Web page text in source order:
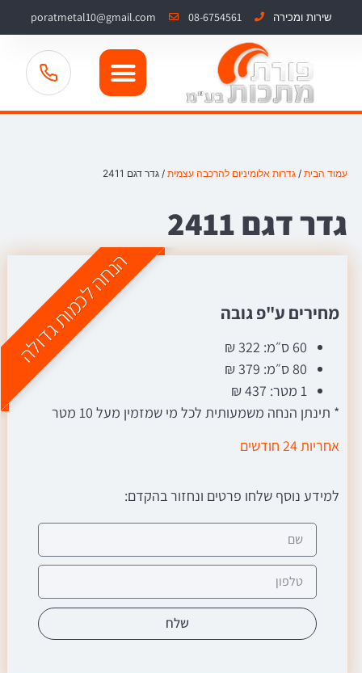
שירות ומכירה 08-6754561
poratmetal10@gmail.com
עמוד הבית/ גדרות אלומיניום להרכבה עצמית/ גדר דגם 2411
גדר דגם 2411
הנחה לכמות גדולה מחירים ע"פ גובה
60 ס״מ: 322 ₪
80 ס״מ: 379 ₪
1 מטר: 437 ₪
* תינתן הנחה משמעותית לכל מי שמזמין מעל 10 מטר
אחריות 24 חודשים
למידע נוסף שלחו פרטים ונחזור בהקדם:
שלח